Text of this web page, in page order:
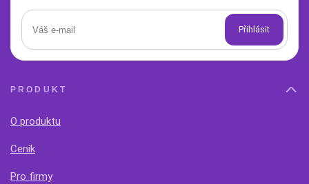
PRODUKT
O produktu
Ceník
Pro firmy